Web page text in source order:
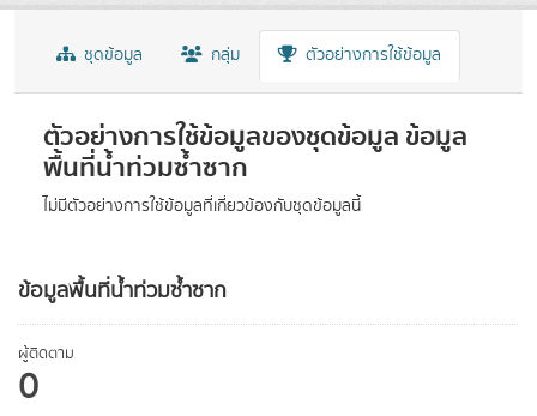
ข้อมูลพื้นที่น้ำท่วมซ้ำซาก
ผู้ติดตาม
0
ชุดข้อมูล กลุ่ม ตัวอย่างการใช้ข้อมูล
ตัวอย่างการใช้ข้อมูลของชุดข้อมูล ข้อมูล
พื้นที่น้ำท่วมซ้ำซาก
ไม่มีตัวอย่างการใช้ข้อมูลที่เกี่ยวข้องกับชุดข้อมูลนี้